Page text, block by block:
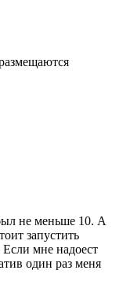
не меньше 10. А
запустить
мне надоест
один раз меня